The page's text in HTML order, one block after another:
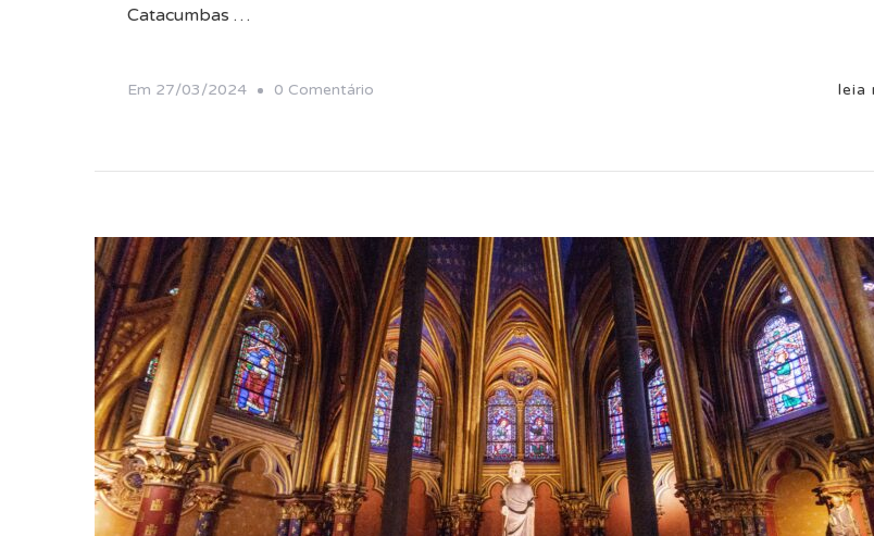
Catacumbas …
Em 27/03/2024 0 Comentário
Viagem
Ao
Submundo
Da
Cidade
Luz
leia